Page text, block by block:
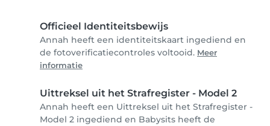
Officieel Identiteitsbewijs
Annah heeft een identiteitskaart ingediend en
de fotoverificatiecontroles voltooid. Meer
informatie
Uittreksel uit het Strafregister - Model 2
Annah heeft een Uittreksel uit het Strafregister -
Model 2 ingediend en Babysits heeft de